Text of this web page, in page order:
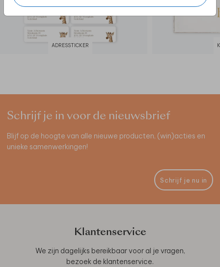
ADRESSTICKER
Schrijf je in voor de nieuwsbrief
Blijf op de hoogte van alle nieuwe producten, (win)acties en
unieke samenwerkingen!
Schrijf je nu in
Klantenservice
We zijn dagelijks bereikbaar voor al je vragen,
bezoek de klantenservice.